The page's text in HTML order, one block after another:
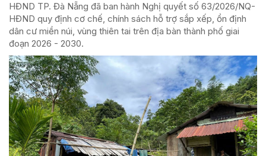
HĐND TP. Đà Nẵng đã ban hành Nghị quyết số 63/2026/NQ-
HĐND quy định cơ chế, chính sách hỗ trợ sắp xếp, ổn định
dân cư miền núi, vùng thiên tai trên địa bàn thành phố giai
đoạn 2026 - 2030.